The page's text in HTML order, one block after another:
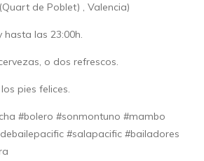
de Poblet) , Valencia)
hasta las 23:00h.
o dos refrescos.
pies felices.
#bolero #sonmontuno #mambo
#salapacific #bailadores